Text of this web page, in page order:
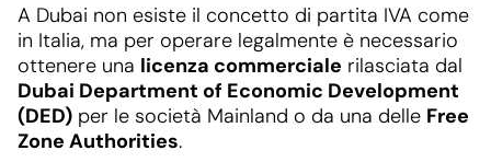
A Dubai non esiste il concetto di partita IVA come
in Italia, ma per operare legalmente è necessario
ottenere una licenza commerciale rilasciata dal
Dubai Department of Economic Development
(DED) per le società Mainland o da una delle Free
Zone Authorities.